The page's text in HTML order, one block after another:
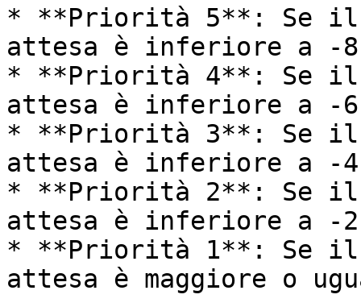
* **Priorità 5**: Se il
attesa è inferiore a -8
* **Priorità 4**: Se il
attesa è inferiore a -6
* **Priorità 3**: Se il
attesa è inferiore a -4
* **Priorità 2**: Se il
attesa è inferiore a -2
* **Priorità 1**: Se il
attesa è maggiore o